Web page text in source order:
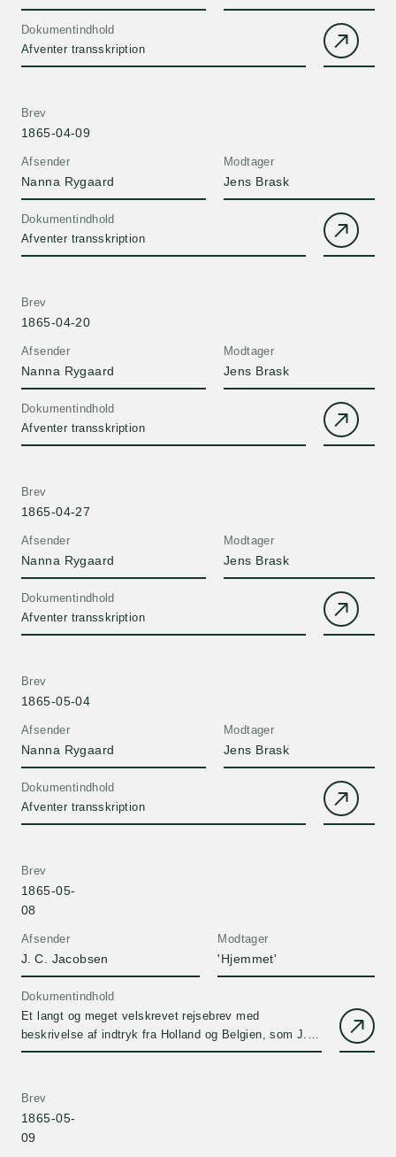
Dokumentindhold
Afventer transskription
Afsender
Nanna Rygaard
Brev
1865-04-09
Modtager
Jens Brask
Dokumentindhold
Afventer transskription
Afsender
Nanna Rygaard
Brev
1865-04-20
Modtager
Jens Brask
Dokumentindhold
Afventer transskription
Afsender
Nanna Rygaard
Brev
1865-04-27
Modtager
Jens Brask
Dokumentindhold
Afventer transskription
Afsender
Nanna Rygaard
Brev
1865-05-04
Modtager
Jens Brask
Dokumentindhold
Afventer transskription
Afsender
J. C. Jacobsen
Brev
1865-05-
08
Modtager
'Hjemmet'
Dokumentindhold
Et langt og meget velskrevet rejsebrev med
beskrivelse af indtryk fra Holland og Belgien, som J.
C. Jacobsen finder lidt kedelig.
Brev
1865-05-
09